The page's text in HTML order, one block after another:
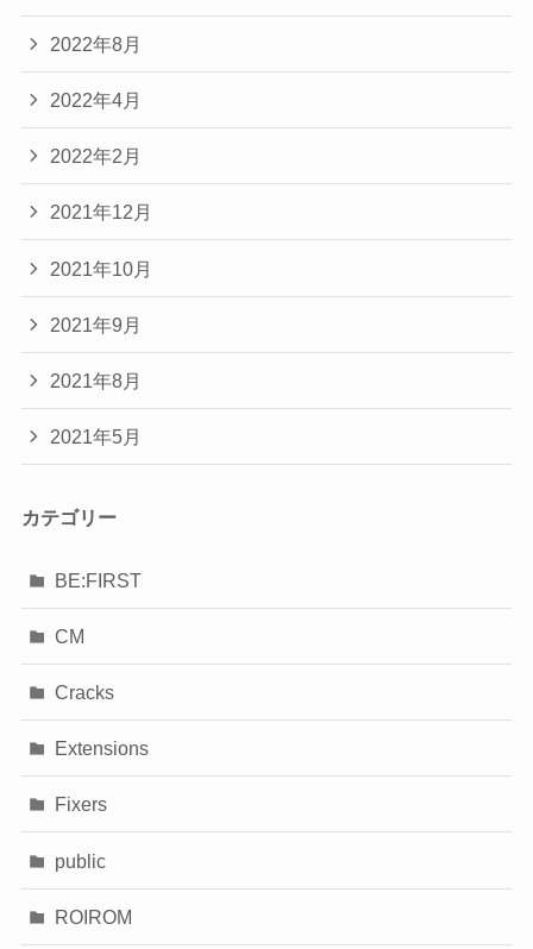
2022年8月
2022年4月
2022年2月
2021年12月
2021年10月
2021年9月
2021年8月
2021年5月
カテゴリー
BE:FIRST
CM
Cracks
Extensions
Fixers
public
ROIROM